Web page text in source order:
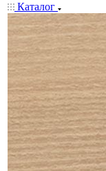
Каталог